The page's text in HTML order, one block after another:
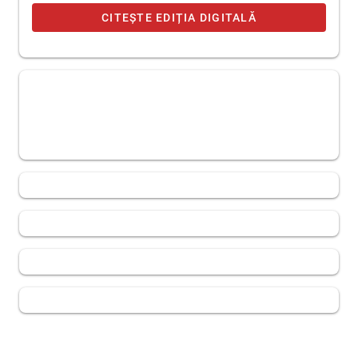
CITEȘTE EDIȚIA DIGITALĂ